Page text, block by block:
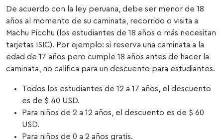
De acuerdo con la ley peruana, debe ser menor de 18
años al momento de su caminata, recorrido o visita a
Machu Picchu (los estudiantes de 18 años o más necesitan
tarjetas ISIC). Por ejemplo: si reserva una caminata a la
edad de 17 años pero cumple 18 años antes de hacer la
caminata, no califica para un descuento para estudiantes.
Todos los estudiantes de 12 a 17 años, el descuento
es de $ 40 USD.
Para niños de 2 a 12 años, el descuento es de $ 60
USD.
Para niños de 0 a 2 años gratis.